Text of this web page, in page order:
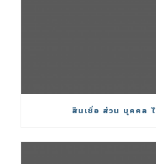
สินเชื่อ ส่วน บุคคล